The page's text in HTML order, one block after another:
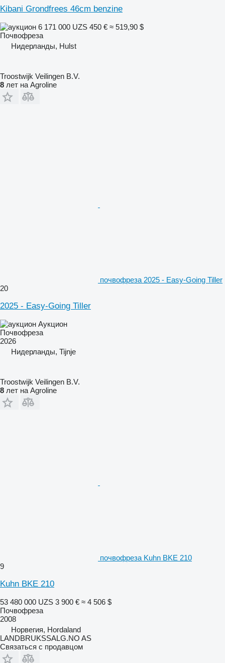
Kibani Grondfrees 46cm benzine
6 171 000 UZS 450 € ≈ 519,90 $
Почвофреза
Нидерланды, Hulst
Troostwijk Veilingen B.V.
8 лет на Agroline
почвофреза 2025 - Easy-Going Tiller
20
2025 - Easy-Going Tiller
Аукцион
Почвофреза
2026
Нидерланды, Tijnje
Troostwijk Veilingen B.V.
8 лет на Agroline
почвофреза Kuhn BKE 210
9
Kuhn BKE 210
53 480 000 UZS 3 900 € ≈ 4 506 $
Почвофреза
2008
Норвегия, Hordaland
LANDBRUKSSALG.NO AS
Связаться с продавцом